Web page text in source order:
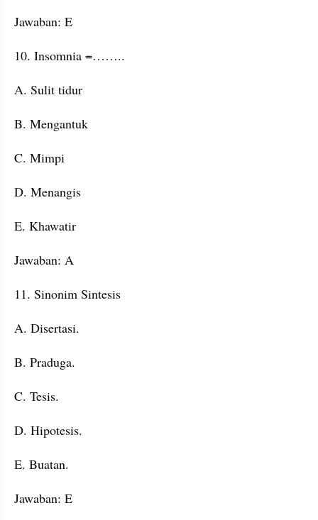
Jawaban: E
10. Insomnia =……..
A. Sulit tidur
B. Mengantuk
C. Mimpi
D. Menangis
E. Khawatir
Jawaban: A
11. Sinonim Sintesis
A. Disertasi.
B. Praduga.
C. Tesis.
D. Hipotesis.
E. Buatan.
Jawaban: E